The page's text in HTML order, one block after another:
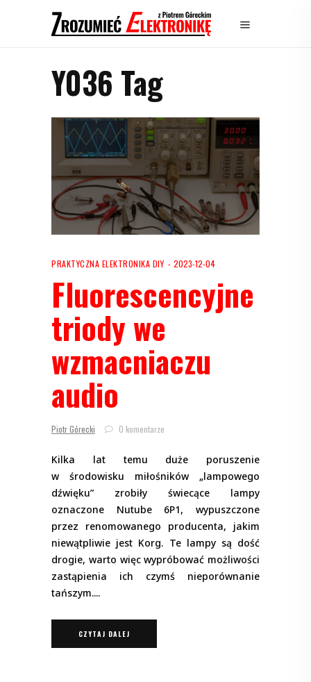
Y036 Tag
PRAKTYCZNA ELEKTRONIKA DIY 2023-12-04
Fluorescencyjne
triody we
wzmacniaczu
audio
Piotr Górecki 0 komentarze
Kilka lat temu duże poruszenie
w środowisku miłośników „lampowego
dźwięku” zrobiły świecące lampy
oznaczone Nutube 6P1, wypuszczone
przez renomowanego producenta, jakim
niewątpliwie jest Korg. Te lampy są dość
drogie, warto więc wypróbować możliwości
zastąpienia ich czymś nieporównanie
tańszym.
CZYTAJ DALEJ